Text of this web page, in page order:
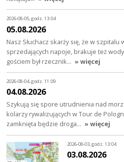
2026-08-05, godz. 13:04
05.08.2026
Nasz Słuchacz skarży się, że w
sprzedających napoje, brakuje też
gościem był rzecznik… » więcej
2026-08-04, godz. 11:09
04.08.2026
Szykują się spore utrudnienia nad
kolarzy rywalizujących w Tour de
zamknięta będzie droga… » więcej
2026-08-03, godz. 13:04
03.08.2026